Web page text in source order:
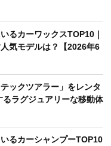
るカーワックスTOP10｜
気モデルは？【2026年6
ックツアラー」をレンタ
ラグジュアリーな移動体
いるカーシャンプーTOP10